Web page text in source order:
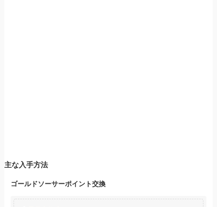
主な入手方法
ゴールドソーサーポイント交換